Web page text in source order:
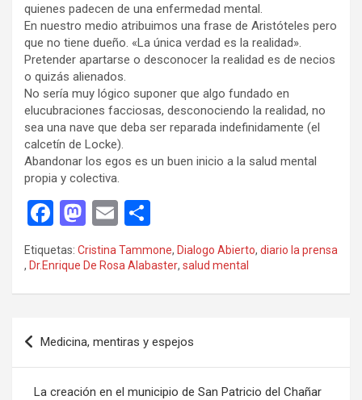
quienes padecen de una enfermedad mental.
En nuestro medio atribuimos una frase de Aristóteles pero
que no tiene dueño. «La única verdad es la realidad».
Pretender apartarse o desconocer la realidad es de necios
o quizás alienados.
No sería muy lógico suponer que algo fundado en
elucubraciones facciosas, desconociendo la realidad, no
sea una nave que deba ser reparada indefinidamente (el
calcetín de Locke).
Abandonar los egos es un buen inicio a la salud mental
propia y colectiva.
F
a
ce
b
o
k
M
a
st
o
o
n
E
m
ail m
p
tir
Etiquetas: Cristina Tammone, Dialogo Abierto, diario la prensa
, Dr.Enrique De Rosa Alabaster, salud mental
Navegación
de
entradas
Medicina, mentiras y espejos
La creación en el municipio de San Patricio del Chañar